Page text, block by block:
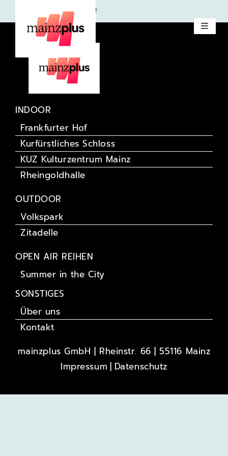
Deep Purple
INDOOR
Frankfurter Hof
Kurfürstliches Schloss
KUZ Kulturzentrum Mainz
Rheingoldhalle
OUTDOOR
Volkspark
Zitadelle
OPEN AIR REIHEN
Summer in the City
SONSTIGES
Über uns
Kontakt
mainzplus GmbH | Rheinstr. 66 | 55116 Mainz
Impressum
Datenschutz